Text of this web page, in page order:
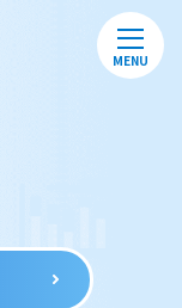
MENU